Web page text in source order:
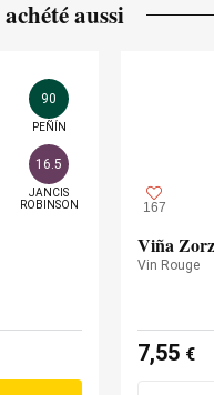
aussi
90
PEÑÍN
16.5
JANCIS
ROBINSON
167
Viña
Vin Rouge
7,55 €